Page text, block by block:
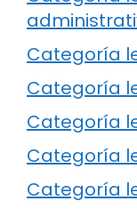
Categoría
Categoría
Categoría
Categoría
Categoría